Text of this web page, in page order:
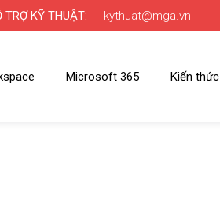
TRỢ KỸ THUẬT: kythuat@mga.vn
Microsoft 365 Kiến thức